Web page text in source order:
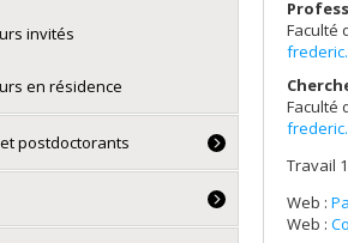
Faculté
Faculté
Travail
Web :
Web :
invités
en résidence
postdoctorants